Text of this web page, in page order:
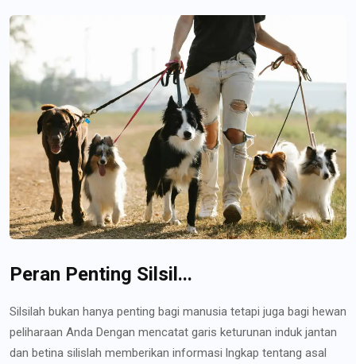
Peran Penting Silsil...
Silsilah bukan hanya penting bagi manusia tetapi juga bagi hewan
peliharaan Anda Dengan mencatat garis keturunan induk jantan
dan betina silislah memberikan informasi lngkap tentang asal